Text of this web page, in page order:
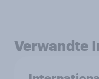
Verwandte